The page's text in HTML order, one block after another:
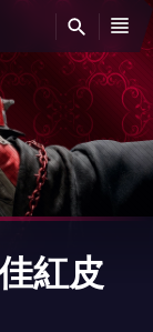
紅皮